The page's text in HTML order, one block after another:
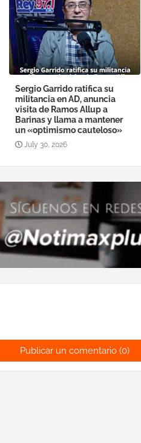
Sergio Garrido ratifica su
militancia en AD, anuncia
visita de Ramos Allup a
Barinas y llama a mantener
un «optimismo cauteloso»
July 30, 2026
Publicar un comentario (0)